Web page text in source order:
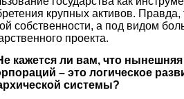
крупных активов.
собственности, а под видом
проекта.
кажется ли вам, что
– это логическое
системы?